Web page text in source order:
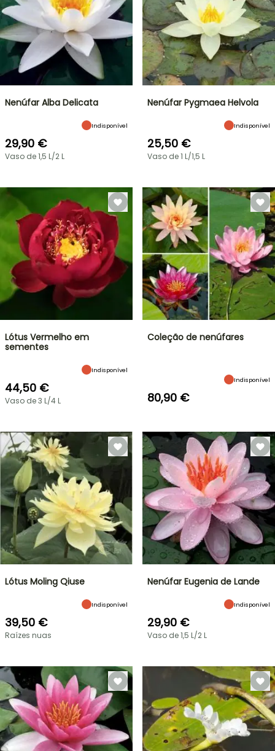
Nenúfar Alba Delicata
Indisponível
29,90 €
Vaso de 1,5 L/2 L
Nenúfar Pygmaea Helvola
Indisponível
25,50 €
Vaso de 1 L/1,5 L
Lótus Vermelho em
sementes
Indisponível
44,50 €
Vaso de 3 L/4 L
Coleção de nenúfares
Indisponível
80,90 €
Lótus Moling Qiuse
Indisponível
39,50 €
Raízes nuas
Nenúfar Eugenia de Lande
Indisponível
29,90 €
Vaso de 1,5 L/2 L